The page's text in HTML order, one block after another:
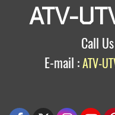
ATV-
Call
E-mail :ATV-